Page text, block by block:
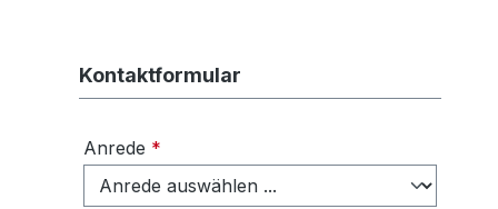
Kontaktformular
Anrede *